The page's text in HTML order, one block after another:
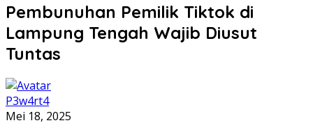
Pembunuhan Pemilik Tiktok di
Lampung Tengah Wajib Diusut
Tuntas
P3w4rt4
Mei 18, 2025